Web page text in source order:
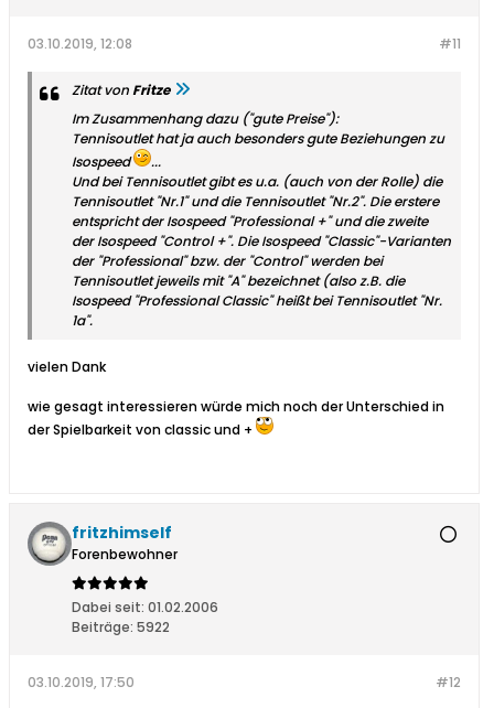
#11
03.10.2019, 12:08
Zitat vonFritze
Im Zusammenhang dazu ("gute Preise"):
Tennisoutlet hat ja auch besonders gute Beziehungen zu
Isospeed
...
Und bei Tennisoutlet gibt es u.a. (auch von der Rolle) die
Tennisoutlet "Nr.1" und die Tennisoutlet "Nr.2". Die erstere
entspricht der Isospeed "Professional +" und die zweite
der Isospeed "Control +". Die Isospeed "Classic"-Varianten
der "Professional" bzw. der "Control" werden bei
Tennisoutlet jeweils mit "A" bezeichnet (also z.B. die
Isospeed "Professional Classic" heißt bei Tennisoutlet "Nr.
1a".
vielen Dank
wie gesagt interessieren würde mich noch der Unterschied in
der Spielbarkeit von classic und +
fritzhimself
Forenbewohner
Dabei seit: 01.02.2006
Beiträge: 5922
#12
03.10.2019, 17:50